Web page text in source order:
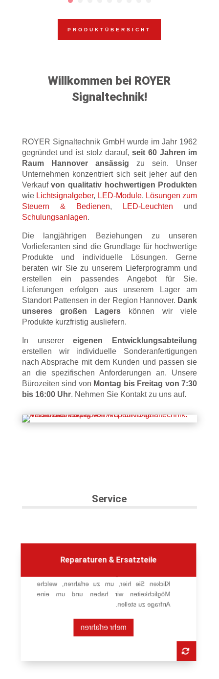
PRODUKTÜBERSICHT
Willkommen bei ROYER
Signaltechnik!
ROYER Signaltechnik GmbH wurde im Jahr 1962
gegründet und ist stolz darauf,seit 60 Jahren im
Raum Hannover ansässig zu sein. Unser
Unternehmen konzentriert sich seit jeher auf den
Verkaufvon qualitativ hochwertigen Produkten
wie Lichtsignalgeber, LED-Module, Lösungen zum
Steuern & Bedienen, LED-Leuchten und
Schulungsanlagen.
Die langjährigen Beziehungen zu unseren
Vorlieferanten sind die Grundlage für hochwertige
Produkte und individuelle Lösungen. Gerne
beraten wir Sie zu unserem Lieferprogramm und
erstellen ein passendes Angebot für Sie.
Lieferungen erfolgen aus unserem Lager am
Standort Pattensen in der Region Hannover. Dank
unseres großen Lagerskönnen wir viele
Produkte kurzfristig ausliefern.
In unserereigenen Entwicklungsabteilung
erstellen wir individuelle Sonderanfertigungen
nach Absprache mit dem Kunden und passen sie
an die spezifischen Anforderungen an. Unsere
Bürozeiten sind von Montag bis Freitag von 7:30
bis 16:00 Uhr. Nehmen Sie Kontakt zu uns auf.
Service
Reparaturen & Ersatzteile
Lassen Sie uns Ihnen bei der Instandsetzung
Klicken Sie hier, um zu erfahren, welche
Möglichkeiten wir haben und um eine
Anfrage zu stellen.
mehr erfahren